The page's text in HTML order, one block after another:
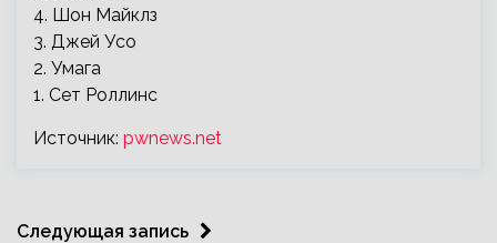
4. Шон Майклз
3. Джей Усо
2. Умага
1. Сет Роллинс
Источник: pwnews.net
Следующая запись